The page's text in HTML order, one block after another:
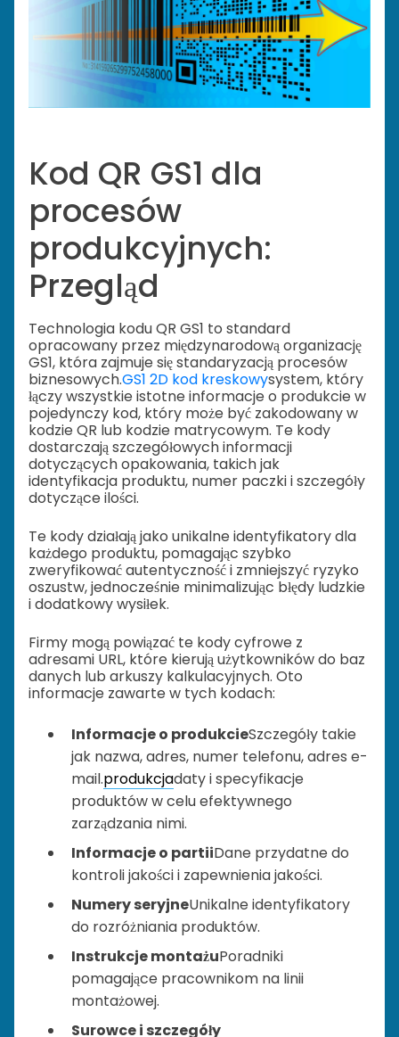
Kod QR GS1 dla
procesów
produkcyjnych:
Przegląd
Technologia kodu QR GS1 to standard
opracowany przez międzynarodową organizację
GS1, która zajmuje się standaryzacją procesów
biznesowych.GS1 2D kod kreskowysystem, który
łączy wszystkie istotne informacje o produkcie w
pojedynczy kod, który może być zakodowany w
kodzie QR lub kodzie matrycowym. Te kody
dostarczają szczegółowych informacji
dotyczących opakowania, takich jak
identyfikacja produktu, numer paczki i szczegóły
dotyczące ilości.
Te kody działają jako unikalne identyfikatory dla
każdego produktu, pomagając szybko
zweryfikować autentyczność i zmniejszyć ryzyko
oszustw, jednocześnie minimalizując błędy ludzkie
i dodatkowy wysiłek.
Firmy mogą powiązać te kody cyfrowe z
adresami URL, które kierują użytkowników do baz
danych lub arkuszy kalkulacyjnych. Oto
informacje zawarte w tych kodach:
Informacje o produkcieSzczegóły takie
jak nazwa, adres, numer telefonu, adres e-
mail.produkcjadaty i specyfikacje
produktów w celu efektywnego
zarządzania nimi.
Informacje o partiiDane przydatne do
kontroli jakości i zapewnienia jakości.
Numery seryjneUnikalne identyfikatory
do rozróżniania produktów.
Instrukcje montażuPoradniki
pomagające pracownikom na linii
montażowej.
Surowce i szczegóły